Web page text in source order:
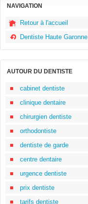
NAVIGATION
Retour à l'accueil
Dentiste Haute Garonne
AUTOUR DU DENTISTE
cabinet dentiste
clinique dentaire
chirurgien dentiste
orthodontiste
dentiste de garde
centre dentaire
urgence dentiste
prix dentiste
tarifs dentiste